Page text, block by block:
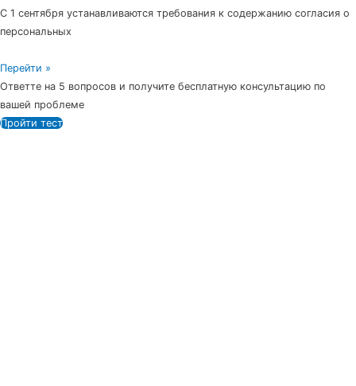
С 1 сентября устанавливаются требования к содержанию согласия о
персональных
Перейти »
Ответте на 5 вопросов и получите бесплатную консультацию по
вашей проблеме
Пройти тест